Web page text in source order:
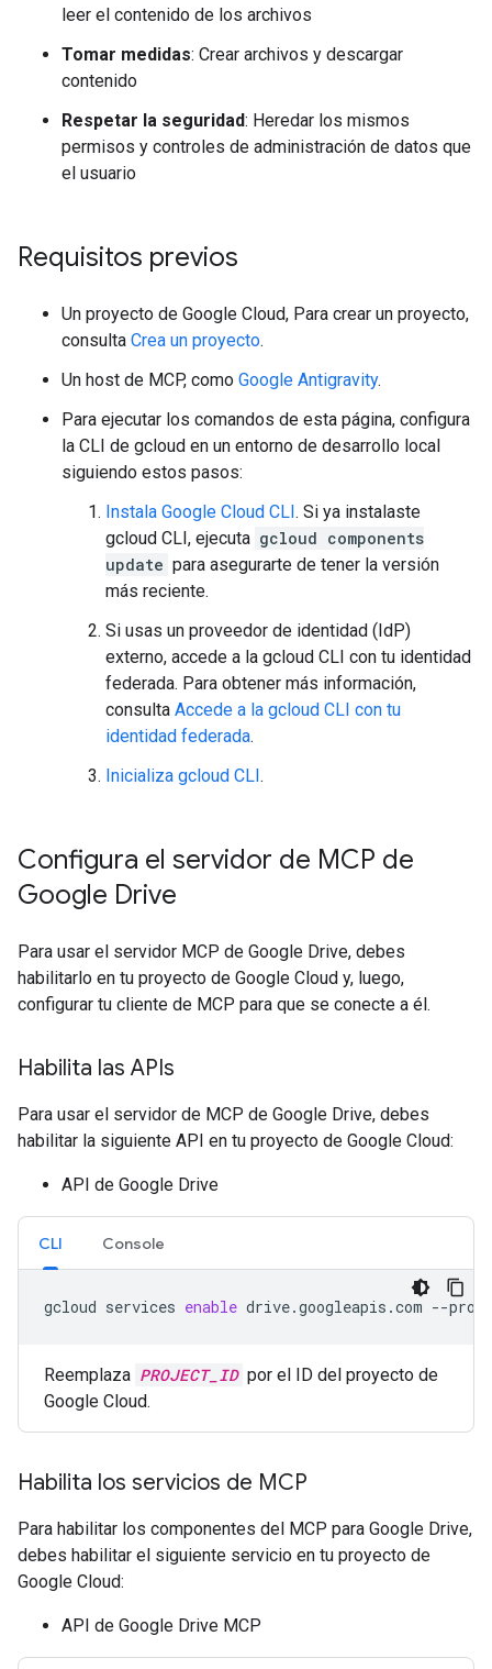
leer el contenido de los archivos
Tomar medidas: Crear archivos y descargar
contenido
Respetar la seguridad: Heredar los mismos
permisos y controles de administración de datos que
el usuario
Requisitos previos
Un proyecto de Google Cloud, Para crear un proyecto,
consulta Crea un proyecto.
Un host de MCP, como Google Antigravity.
Para ejecutar los comandos de esta página, configura
la CLI de gcloud en un entorno de desarrollo local
siguiendo estos pasos:
Instala Google Cloud CLI. Si ya instalaste
gcloud CLI, ejecuta gcloud components
update para asegurarte de tener la versión
más reciente.
Si usas un proveedor de identidad (IdP)
externo, accede a la gcloud CLI con tu identidad
federada. Para obtener más información,
consulta Accede a la gcloud CLI con tu
identidad federada.
Inicializa gcloud CLI.
Configura el servidor de MCP de
Google Drive
Para usar el servidor MCP de Google Drive, debes
habilitarlo en tu proyecto de Google Cloud y, luego,
configurar tu cliente de MCP para que se conecte a él.
Habilita las APIs
Para usar el servidor de MCP de Google Drive, debes
habilitar la siguiente API en tu proyecto de Google Cloud:
API de Google Drive
CLI Console
gcloud services enable drive.googleapis.com --
Reemplaza PROJECT_ID por el ID del proyecto de
Google Cloud.
Habilita los servicios de MCP
Para habilitar los componentes del MCP para Google Drive,
debes habilitar el siguiente servicio en tu proyecto de
Google Cloud:
API de Google Drive MCP